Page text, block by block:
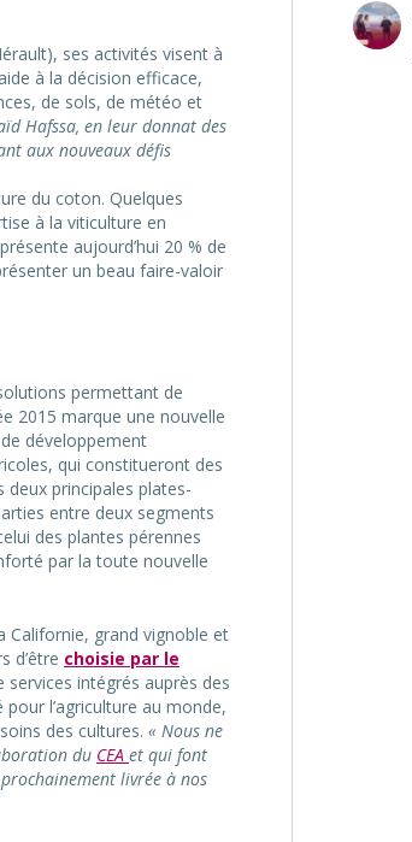
ses activités visent à
à la décision efficace,
de sols, de météo et
Hafssa, en leur donnat des
aux nouveaux défis
du coton. Quelques
à la viticulture en
aujourd’hui 20 % de
un beau faire-valoir
permettant de
2015 marque une nouvelle
développement
qui constitueront des
principales plates-
entre deux segments
des plantes pérennes
par la toute nouvelle
Californie, grand vignoble et
d’être choisie par le
intégrés auprès des
l’agriculture au monde,
des cultures. « Nous ne
du CEA et qui font
livrée à nos